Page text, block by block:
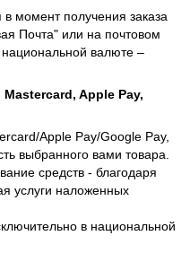
момент получения заказа
Почта" или на почтовом
валюте –
Apple Pay,
Apple Pay/Google Pay,
выбранного вами товара.
средств - благодаря
услуги наложенных
в национальной